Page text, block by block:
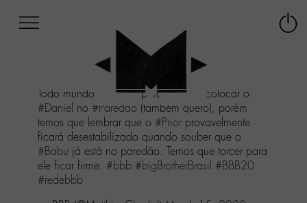
menu
Aller
au
contenu
Aller
Todo mundo torcendo para o#Prior
colocar o
#Daniel no #Paredão (também quero), porém
temos que lembrar que o #Prior provavelmente
ficará desestabilizado quando souber que o
#Babu já está no paredão. Temos que torcer para
ele ficar firme. #bbb #bigBrotherBrasil #BBB20
#redebbb